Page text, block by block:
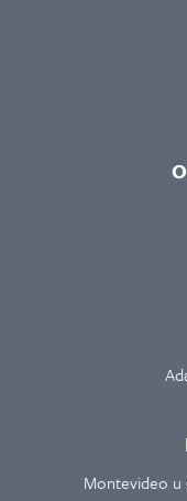
Montevideo u